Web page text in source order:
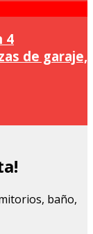
4
de garaje,